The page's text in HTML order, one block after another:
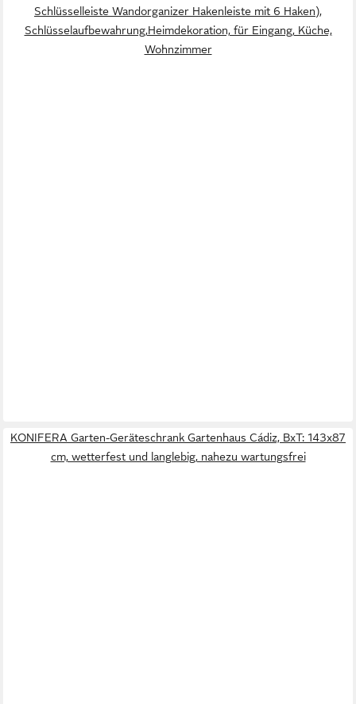
Schlüsselleiste Wandorganizer Hakenleiste mit 6 Haken),
Schlüsselaufbewahrung,Heimdekoration, für Eingang, Küche,
Wohnzimmer
KONIFERA Garten-Geräteschrank Gartenhaus Cádiz, BxT: 143x87
cm, wetterfest und langlebig, nahezu wartungsfrei